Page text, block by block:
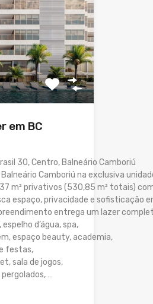
em BC
30, Centro, Balneário Camboriú
Camboriú na exclusiva
m² privativos (530,85 m² totais)
espaço, privacidade e sofisticação
entrega um lazer
d’água, spa,
espaço beauty, academia,
festas,
sala de jogos,
…